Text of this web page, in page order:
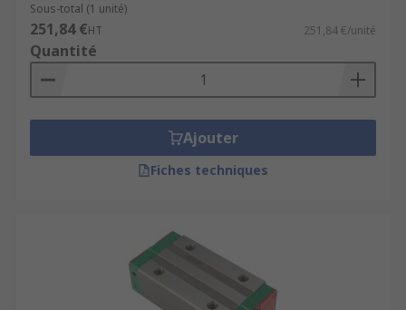
Sous-total (1 unité)
251,84 €HT 251,84 €/unité
Quantité
Ajouter
Fiches techniques